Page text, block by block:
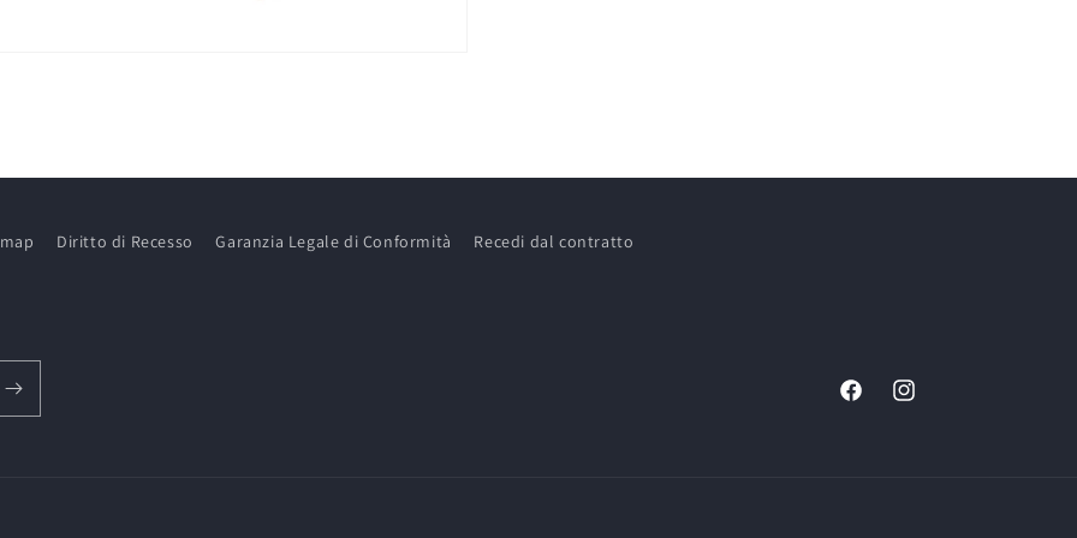
Diritto di Recesso Garanzia Legale di Conformità Recedi dal contratto
FacebookInstagram